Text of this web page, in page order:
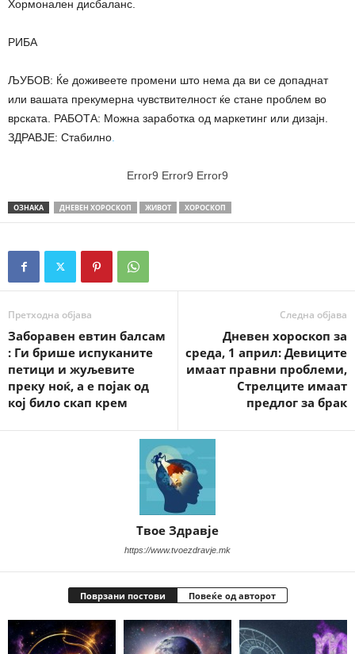
Хормонален дисбаланс.
РИБА
ЉУБОВ: Ќе доживеете промени што нема да ви се допаднат
или вашата прекумерна чувствителност ќе стане проблем во
врската. РАБОТА: Можна заработка од маркетинг или дизајн.
ЗДРАВЈЕ: Стабилно
Error9 Error9 Error9
ОЗНАКА ДНЕВЕН ХОРОСКОП ЖИВОТ ХОРОСКОП
Претходна објава
Заборавен евтин балсам
: Ги брише испуканите
петици и жуљевите
преку ноќ, а е појак од
кој било скап крем
Следна објава
Дневен хороскоп за
среда, 1 април: Девиците
имаат правни проблеми,
Стрелците имаат
предлог за брак
Твое Здравје
https://www.tvoezdravje.mk
Поврзани постови Повеќе од авторот